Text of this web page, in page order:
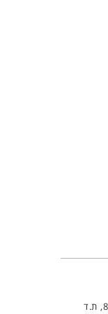
, רחוב תבור 88, ת.ד